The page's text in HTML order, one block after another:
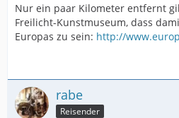
Nur ein paar Kilometer entfernt
Freilicht-Kunstmuseum, dass
Europas zu sein: http://
rabe
Reisender